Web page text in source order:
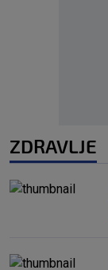
ZDRAVLJE